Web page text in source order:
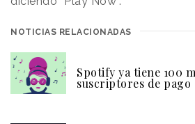
NOTICIAS RELACIONADAS
Spotify ya tiene 100
suscriptores de pago